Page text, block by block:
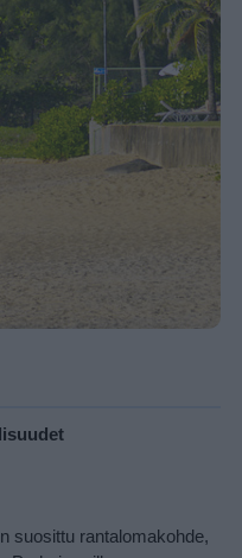
suosittu rantalomakohde,